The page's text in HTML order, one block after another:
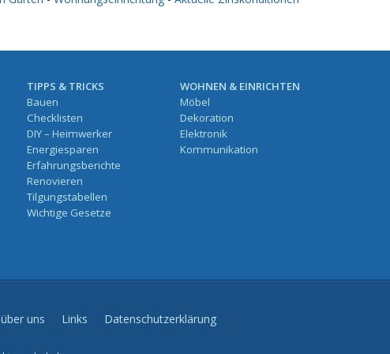
TIPPS & TRICKS
Bauen
Checklisten
DIY – Heimwerker
Energiesparen
Erfahrungsberichte
Renovieren
Tilgungstabellen
Wichtige Gesetze
WOHNEN & EINRICHTEN
Möbel
Dekoration
Elektronik
Kommunikation
uns Links Datenschutzerklärung